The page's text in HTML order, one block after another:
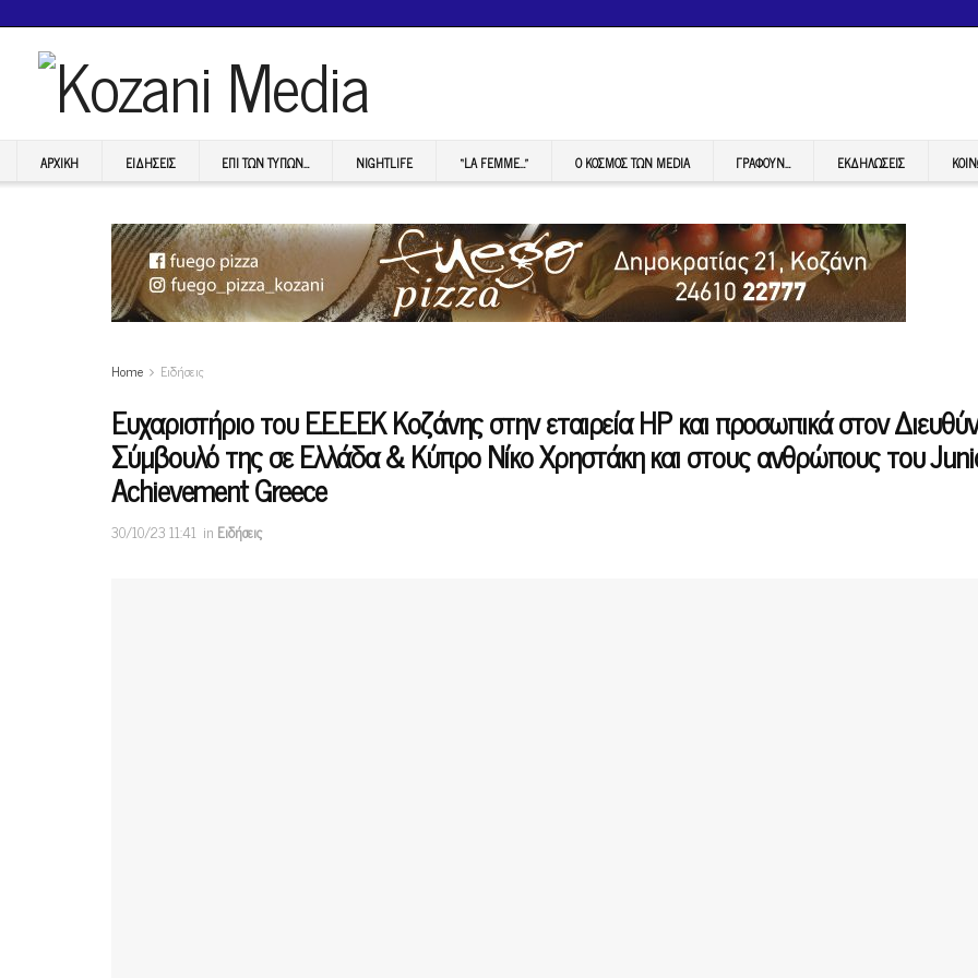
ΑΡΧΙΚΉ ΕΙΔΉΣΕΙΣ ΕΠI ΤΩΝ ΤΥΠΩΝ… NIGHTLIFE “LA FEMME…” Ο ΚΟΣΜΟΣ ΤΩΝ MEDIA ΓΡΆΦΟΥΝ… ΕΚΔΗΛΏΣΕΙΣ
Home Ειδήσεις
Ευχαριστήριο του Ε.Ε.Ε.ΕΚ Κοζάνης στην εταιρεία HP και προσωπικά στον
Σύμβουλό της σε Ελλάδα & Κύπρο Νίκο Χρηστάκη και στους ανθρώπους του
Achievement Greece
30/10/23 11:41 in Ειδήσεις